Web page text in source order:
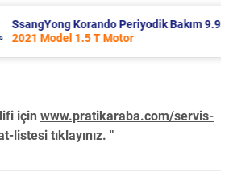
Korando Periyodik Bakım 9.937 TL
1.5 T Motor
için www.pratikaraba.com/servis-
listesi tıklayınız. "